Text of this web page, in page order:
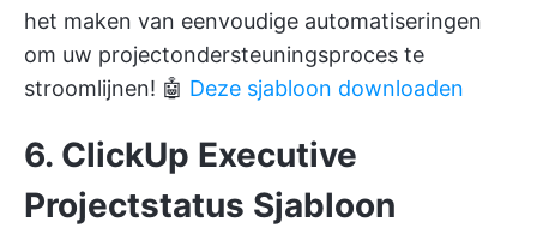
het maken van eenvoudige automatiseringen
om uw projectondersteuningsproces te
stroomlijnen! 🤖 Deze sjabloon downloaden
6. ClickUp Executive
Projectstatus Sjabloon